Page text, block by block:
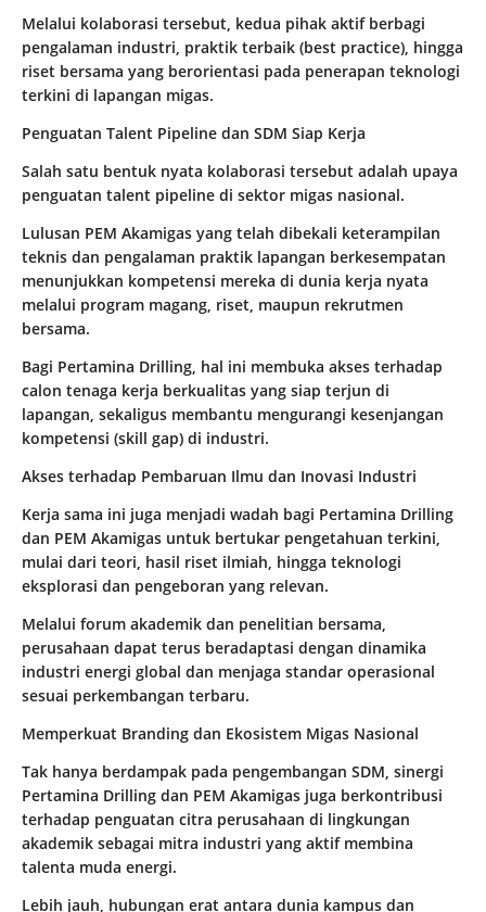
Melalui kolaborasi tersebut, kedua pihak aktif berbagi
pengalaman industri, praktik terbaik (best practice), hingga
riset bersama yang berorientasi pada penerapan teknologi
terkini di lapangan migas.
Penguatan Talent Pipeline dan SDM Siap Kerja
Salah satu bentuk nyata kolaborasi tersebut adalah upaya
penguatan talent pipeline di sektor migas nasional.
Lulusan PEM Akamigas yang telah dibekali keterampilan
teknis dan pengalaman praktik lapangan berkesempatan
menunjukkan kompetensi mereka di dunia kerja nyata
melalui program magang, riset, maupun rekrutmen
bersama.
Bagi Pertamina Drilling, hal ini membuka akses terhadap
calon tenaga kerja berkualitas yang siap terjun di
lapangan, sekaligus membantu mengurangi kesenjangan
kompetensi (skill gap) di industri.
Akses terhadap Pembaruan Ilmu dan Inovasi Industri
Kerja sama ini juga menjadi wadah bagi Pertamina Drilling
dan PEM Akamigas untuk bertukar pengetahuan terkini,
mulai dari teori, hasil riset ilmiah, hingga teknologi
eksplorasi dan pengeboran yang relevan.
Melalui forum akademik dan penelitian bersama,
perusahaan dapat terus beradaptasi dengan dinamika
industri energi global dan menjaga standar operasional
sesuai perkembangan terbaru.
Memperkuat Branding dan Ekosistem Migas Nasional
Tak hanya berdampak pada pengembangan SDM, sinergi
Pertamina Drilling dan PEM Akamigas juga berkontribusi
terhadap penguatan citra perusahaan di lingkungan
akademik sebagai mitra industri yang aktif membina
talenta muda energi.
Lebih jauh, hubungan erat antara dunia kampus dan